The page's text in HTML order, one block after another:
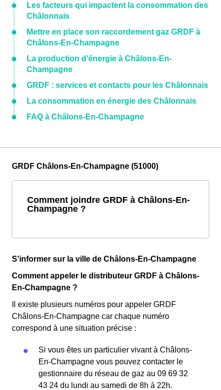
Les facteurs qui impactent la consommation des
Châlonnais
Mettre en place son raccordement gaz GRDF à
Châlons-En-Champagne
La production d'énergie à Châlons-En-
Champagne
GRDF : services et contacts pour les Châlonnais
La consommation en énergie des Châlonnais
FAQ à Châlons-En-Champagne
GRDF Châlons-En-Champagne (51000)
Comment joindre GRDF à Châlons-En-
Champagne ?
S'informer sur la ville de Châlons-En-Champagne
Comment appeler le distributeur GRDF à Châlons-
En-Champagne ?
Il existe plusieurs numéros pour appeler GRDF
Châlons-En-Champagne car chaque numéro
correspond à une situation précise :
Si vous êtes un particulier vivant à Châlons-
En-Champagne vous pouvez contacter le
gestionnaire du réseau de gaz au 09 69 32
43 24 du lundi au samedi de 8h à 22h.